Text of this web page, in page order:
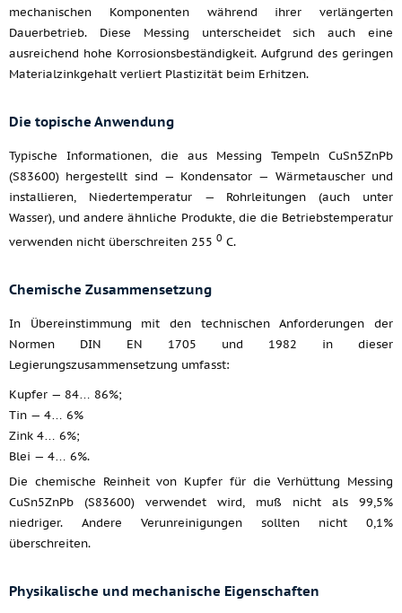
mechanischen Komponenten während ihrer verlängerten
Dauerbetrieb. Diese Messing unterscheidet sich auch eine
ausreichend hohe Korrosionsbeständigkeit. Aufgrund des geringen
Materialzinkgehalt verliert Plastizität beim Erhitzen.
Die topische Anwendung
Typische Informationen, die aus Messing Tempeln CuSn5ZnPb
(S83600) hergestellt sind — Kondensator — Wärmetauscher und
installieren, Niedertemperatur — Rohrleitungen (auch unter
Wasser), und andere ähnliche Produkte, die die Betriebstemperatur
verwenden nicht überschreiten 255 0 C.
Chemische Zusammensetzung
In Übereinstimmung mit den technischen Anforderungen der
Normen DIN EN 1705 und 1982 in dieser
Legierungszusammensetzung umfasst:
Kupfer — 84… 86%;
Tin — 4… 6%
Zink 4… 6%;
Blei — 4… 6%.
Die chemische Reinheit von Kupfer für die Verhüttung Messing
CuSn5ZnPb (S83600) verwendet wird, muß nicht als 99,5%
niedriger. Andere Verunreinigungen sollten nicht 0,1%
überschreiten.
Physikalische und mechanische Eigenschaften